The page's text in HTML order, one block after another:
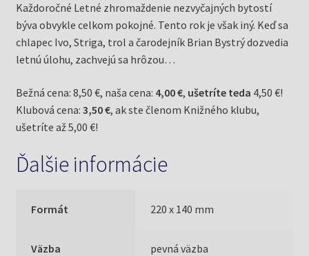
Každoročné Letné zhromaždenie nezvyčajných bytostí
býva obvykle celkom pokojné. Tento rok je však iný. Keď sa
chlapec Ivo, Striga, trol a čarodejník Brian Bystrý dozvedia
letnú úlohu, zachvejú sa hrôzou…
Bežná cena: 8,50 €, naša cena: 4,00 €, ušetríte teda 4,50 €!
Klubová cena: 3,50 €, ak ste členom Knižného klubu,
ušetríte až 5,00 €!
Ďalšie informácie
Formát 220 x 140 mm
Väzba pevná väzba